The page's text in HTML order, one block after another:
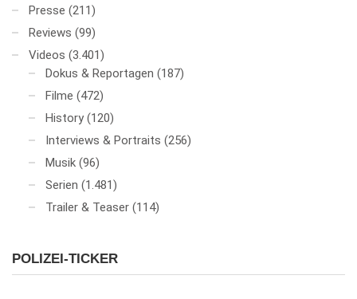
Presse (211)
Reviews (99)
Videos (3.401)
Dokus & Reportagen (187)
Filme (472)
History (120)
Interviews & Portraits (256)
Musik (96)
Serien (1.481)
Trailer & Teaser (114)
POLIZEI-TICKER